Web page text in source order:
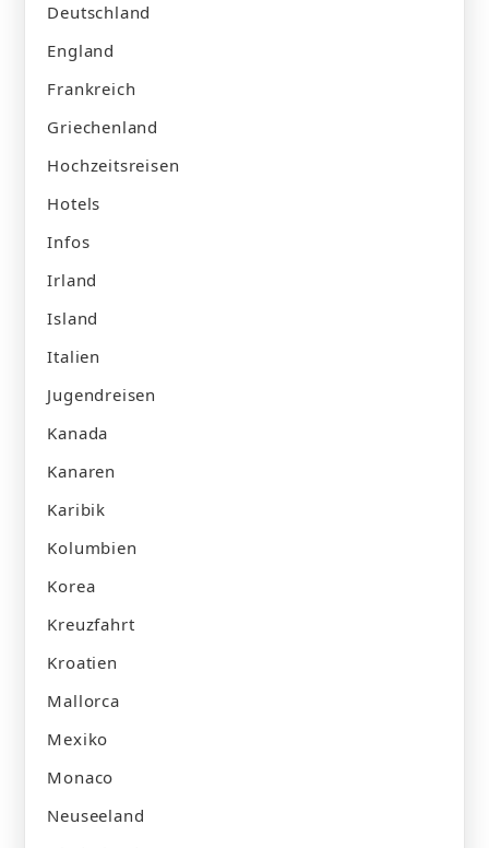
Deutschland
England
Frankreich
Griechenland
Hochzeitsreisen
Hotels
Infos
Irland
Island
Italien
Jugendreisen
Kanada
Kanaren
Karibik
Kolumbien
Korea
Kreuzfahrt
Kroatien
Mallorca
Mexiko
Monaco
Neuseeland